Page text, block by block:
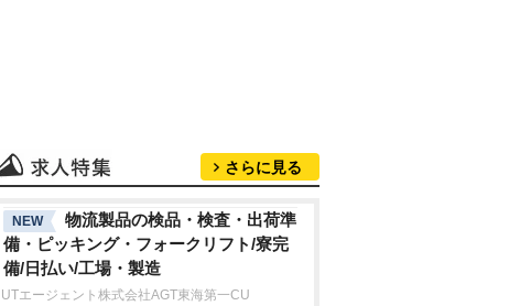
さらに見る
NEW
物流製品の検品・検査・出荷準
備・ピッキング・フォークリフト/寮完
備/日払い/工場・製造
UTエージェント株式会社AGT東海第一CU